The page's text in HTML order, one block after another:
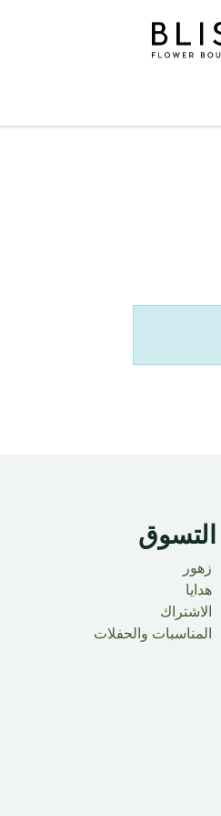
التسوق
زهور
هدايا
الاشتراك
المناسبات والحفلات